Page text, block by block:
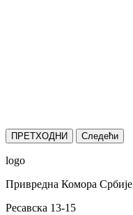
ПРЕТХОДНИ Следећи
logo
Привредна Комора Србије
Ресавска 13-15